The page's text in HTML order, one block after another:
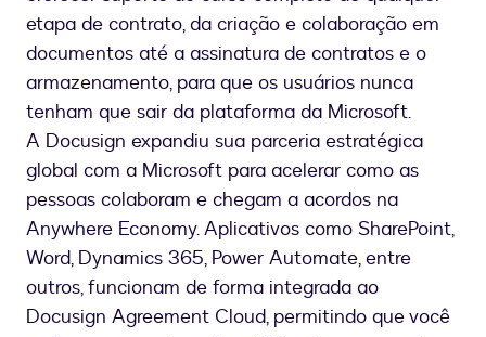
etapa de contrato, da criação e colaboração em
documentos até a assinatura de contratos e o
armazenamento, para que os usuários nunca
tenham que sair da plataforma da Microsoft.
A Docusign expandiu sua parceria estratégica
global com a Microsoft para acelerar como as
pessoas colaboram e chegam a acordos na
Anywhere Economy. Aplicativos como SharePoint,
Word, Dynamics 365, Power Automate, entre
outros, funcionam de forma integrada ao
Docusign Agreement Cloud, permitindo que você